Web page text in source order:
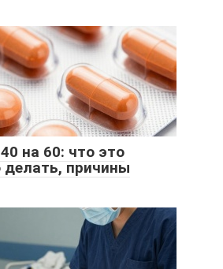
на 60: что это
делать, причины